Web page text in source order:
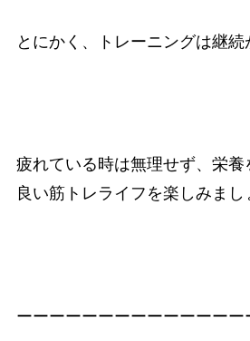
とにかく、トレーニングは継続
疲れている時は無理せず、栄養
良い筋トレライフを楽しみまし
ーーーーーーーーーーーーー